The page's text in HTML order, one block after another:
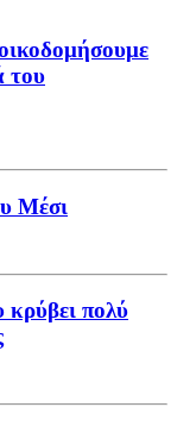
του
Μέσι
πολύ